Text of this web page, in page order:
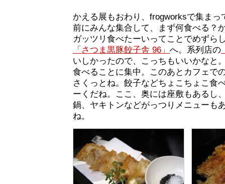
かえる展もおわり、frogworksで集まっ
前にみんな集合して、まず何食べる？
ガッツリ食べたーいってことでめずら
「さつま黒豚餃子舎 96」 へ。系列店の
いしかったので、こっちもいいかなと
食べることに集中。このあとカフェで
さくっとね。餃子などちょこちょこ食
ーくだね。ここ、奥には座敷もあるし
鍋、ヤキトンなどがっつりメニューも
ね。